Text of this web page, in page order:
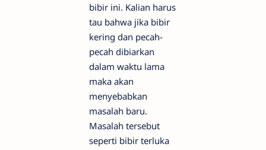
bibir ini. Kalian harus
tau bahwa jika bibir
kering dan pecah-
pecah dibiarkan
dalam waktu lama
maka akan
menyebabkan
masalah baru.
Masalah tersebut
seperti bibir terluka